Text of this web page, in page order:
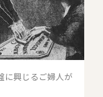
に興じるご婦人が